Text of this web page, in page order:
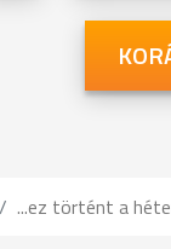
...ez történt a